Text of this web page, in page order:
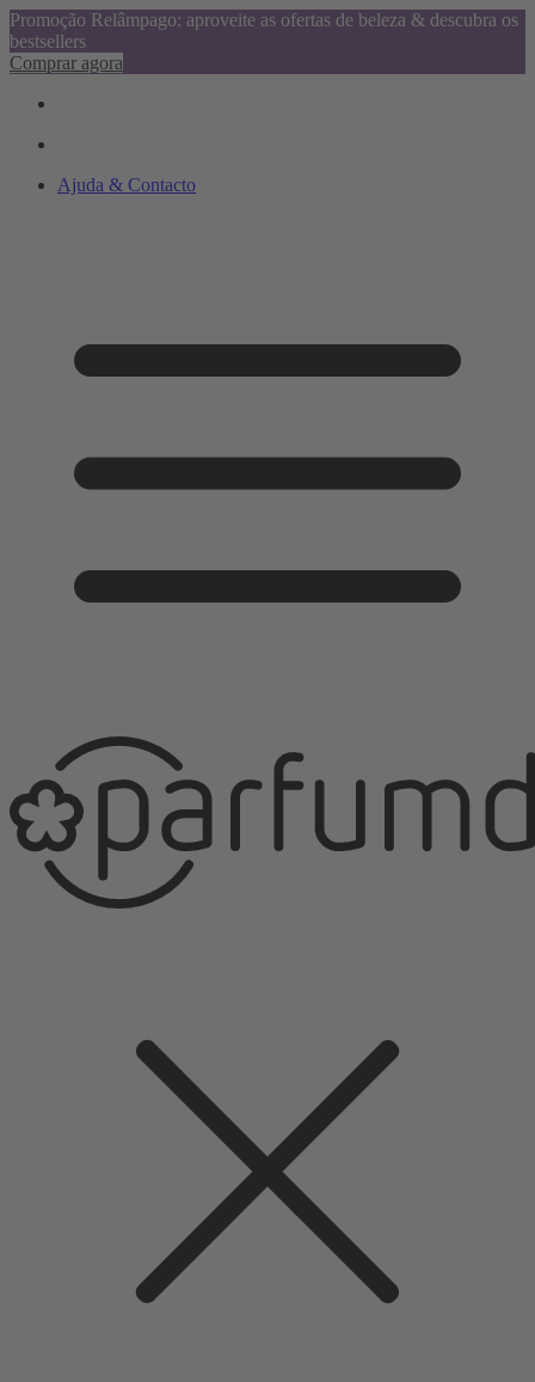
Promoção Relâmpago: aproveite as ofertas de beleza & descubra os
bestsellers
Comprar agora
Ajuda & Contacto